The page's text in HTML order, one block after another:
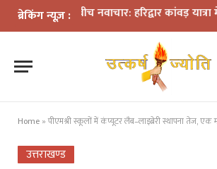
ब्रेकिंग न्यूज़ :
के बीच नवाचार: हरिद्वार कांवड़ यात्रा में मिनी
Home »पीएमश्री स्कूलों में कंप्यूटर लैब–लाइब्रेरी स्थापना तेज, एक
उत्तराखण्ड